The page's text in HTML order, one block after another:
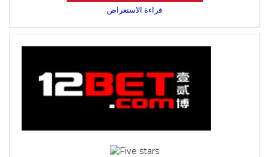
قراءة الاستعراض